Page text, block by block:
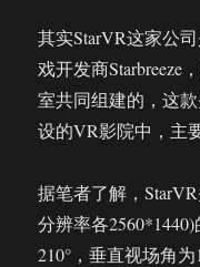
其实StarVR这家公
戏开发商Starbreeze
室共同组建的，这
设的VR影院中，主
据笔者了解，
分辨率各
210°，垂直视场角为